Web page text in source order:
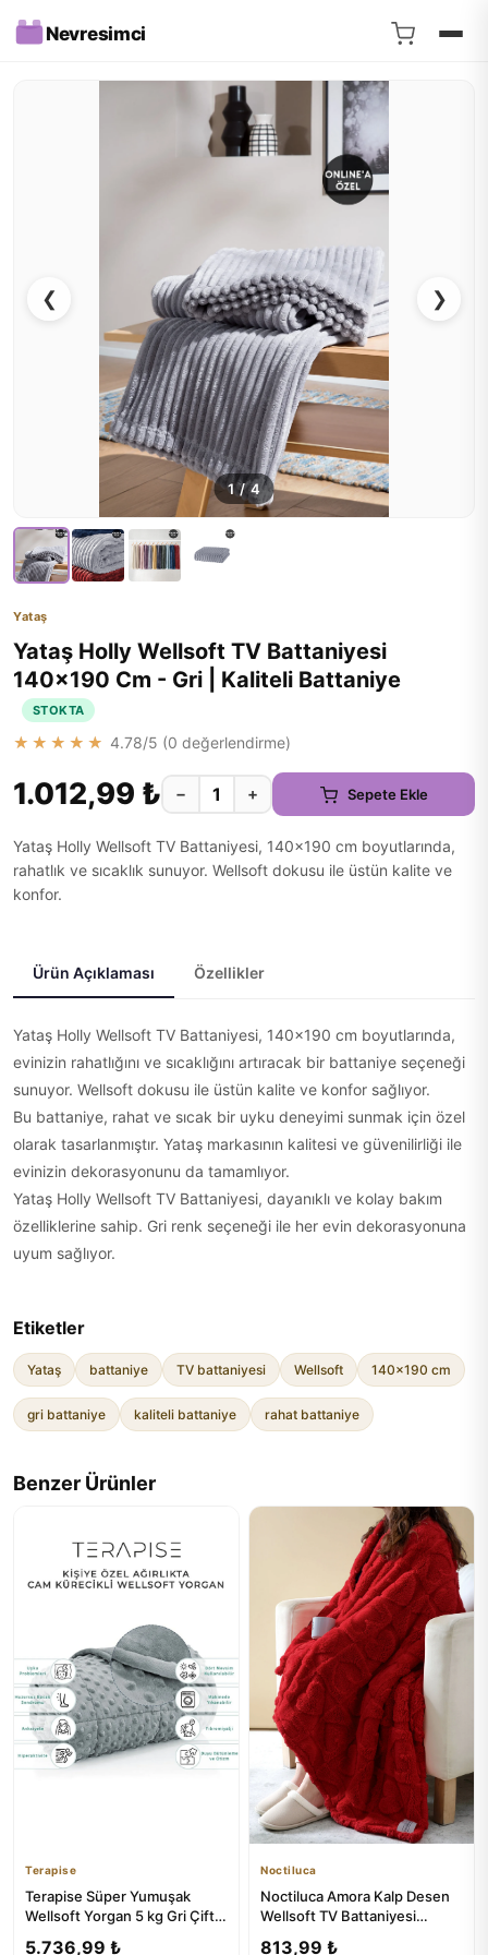
Nevresimci
❮ ❯
1/4
Yataş
Yataş Holly Wellsoft TV Battaniyesi
140x190 Cm - Gri | Kaliteli Battaniye
STOKTA
★★★★★ 4.78/5 (0 değerlendirme)
1.012,99 ₺ − + Sepete Ekle
Yataş Holly Wellsoft TV Battaniyesi, 140x190 cm boyutlarında,
rahatlık ve sıcaklık sunuyor. Wellsoft dokusu ile üstün kalite ve
konfor.
Ürün Açıklaması Özellikler
Yataş Holly Wellsoft TV Battaniyesi, 140x190 cm boyutlarında,
evinizin rahatlığını ve sıcaklığını artıracak bir battaniye seçeneği
sunuyor. Wellsoft dokusu ile üstün kalite ve konfor sağlıyor.
Bu battaniye, rahat ve sıcak bir uyku deneyimi sunmak için özel
olarak tasarlanmıştır. Yataş markasının kalitesi ve güvenilirliği ile
evinizin dekorasyonunu da tamamlıyor.
Yataş Holly Wellsoft TV Battaniyesi, dayanıklı ve kolay bakım
özelliklerine sahip. Gri renk seçeneği ile her evin dekorasyonuna
uyum sağlıyor.
Etiketler
Yataş battaniye TV battaniyesi Wellsoft 140x190 cm
gri battaniye kaliteli battaniye rahat battaniye
Benzer Ürünler
Terapise
Terapise Süper Yumuşak
Wellsoft Yorgan 5 kg Gri Çift
5.736,99 ₺
Noctiluca
Noctiluca Amora Kalp Desen
Wellsoft TV Battaniyesi
813,99 ₺